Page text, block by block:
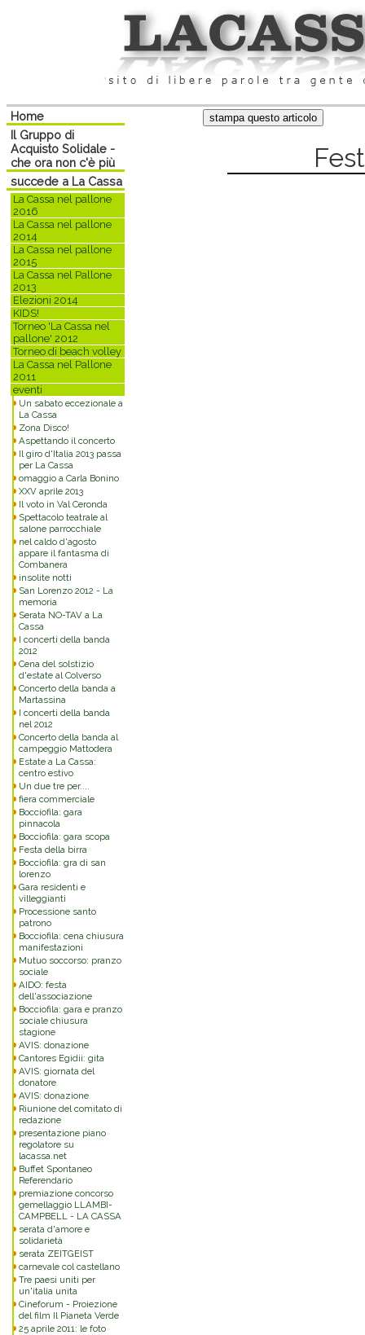
Home
Il Gruppo di
Acquisto Solidale -
che ora non c'è più
succede a La Cassa
La Cassa nel pallone
2016
La Cassa nel pallone
2014
La Cassa nel pallone
2015
La Cassa nel Pallone
2013
Elezioni 2014
KIDS!
Torneo 'La Cassa nel
pallone' 2012
Torneo di beach volley
La Cassa nel Pallone
2011
eventi
Un sabato eccezionale a
La Cassa
Zona Disco!
Aspettando il concerto
Il giro d'Italia 2013 passa
per La Cassa
omaggio a Carla Bonino
XXV aprile 2013
Il voto in Val Ceronda
Spettacolo teatrale al
salone parrocchiale
nel caldo d'agosto
appare il fantasma di
Combanera
insolite notti
San Lorenzo 2012 - La
memoria
Serata NO-TAV a La
Cassa
I concerti della banda
2012
Cena del solstizio
d'estate al Colverso
Concerto della banda a
Martassina
I concerti della banda
nel 2012
Concerto della banda al
campeggio Mattodera
Estate a La Cassa:
centro estivo
Un due tre per....
fiera commerciale
Bocciofila: gara
pinnacola
Bocciofila: gara scopa
Festa della birra
Bocciofila: gra di san
lorenzo
Gara residenti e
villeggianti
Processione santo
patrono
Bocciofila: cena chiusura
manifestazioni
Mutuo soccorso: pranzo
sociale
AIDO: festa
dell'associazione
Bocciofila: gara e pranzo
sociale chiusura
stagione
AVIS: donazione
Cantores Egidii: gita
AVIS: giornata del
donatore
AVIS: donazione
Riunione del comitato di
redazione
presentazione piano
regolatore su
lacassa.net
Buffet Spontaneo
Referendario
premiazione concorso
gemellaggio LLAMBI-
CAMPBELL - LA CASSA
serata d'amore e
solidarietà
serata ZEITGEIST
carnevale col castellano
Tre paesi uniti per
un'italia unita
Cineforum - Proiezione
del film Il Pianeta Verde
25 aprile 2011: le foto